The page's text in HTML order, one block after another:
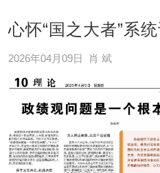
心怀“国之大者”系
2026年04月09日 肖 斌